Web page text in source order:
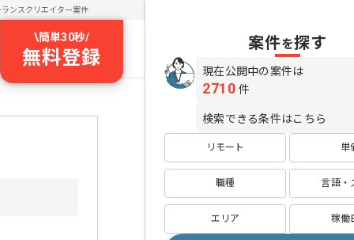
ランスクリエイター案件
\簡単30秒/
無料登録
案件を探す
現在公開中の案件は
2710 件
検索できる条件はこちら
リモート 単
職種 言語・
エリア 稼働